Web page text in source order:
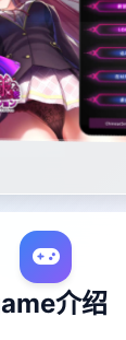
介绍